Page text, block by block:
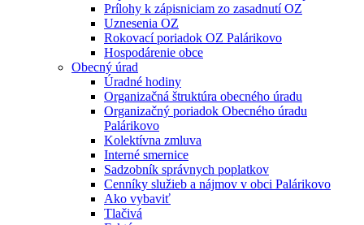
Prílohy k zápisniciam zo zasadnutí OZ
Uznesenia OZ
Rokovací poriadok OZ Palárikovo
Hospodárenie obce
Obecný úrad
Úradné hodiny
Organizačná štruktúra obecného úradu
Organizačný poriadok Obecného úradu
Palárikovo
Kolektívna zmluva
Interné smernice
Sadzobník správnych poplatkov
Cenníky služieb a nájmov v obci Palárikovo
Ako vybaviť
Tlačivá